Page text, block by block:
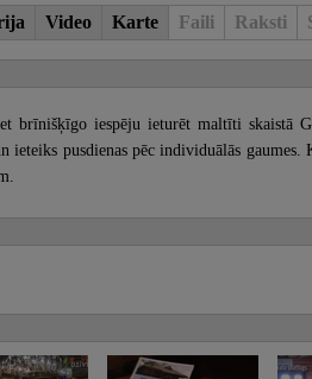
Video Karte Faili Raksti
brīnišķīgo iespēju ieturēt maltīti skaistā
ieteiks pusdienas pēc individuālās